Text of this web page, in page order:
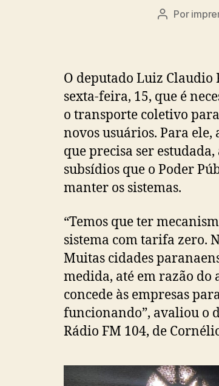
Autor
Por
O deputado Luiz Claudio
sexta-feira, 15, que é
o transporte coletivo
novos usuários. Para
que precisa ser
subsídios que o Poder
manter os sistemas.
“Temos que ter
sistema com tarifa zero.
Muitas cidades
medida, até em razão do
concede às empresas
funcionando”, avaliou o
Rádio FM 104, de